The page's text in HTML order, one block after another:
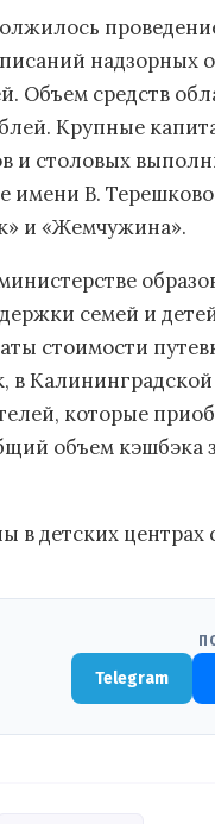
надзорных
Объем средств
Крупные
и столовых
имени В.
и «Жемчужина».
семей и
стоимости
в
которые
объем кэшбэка
в детских центрах
Telegram